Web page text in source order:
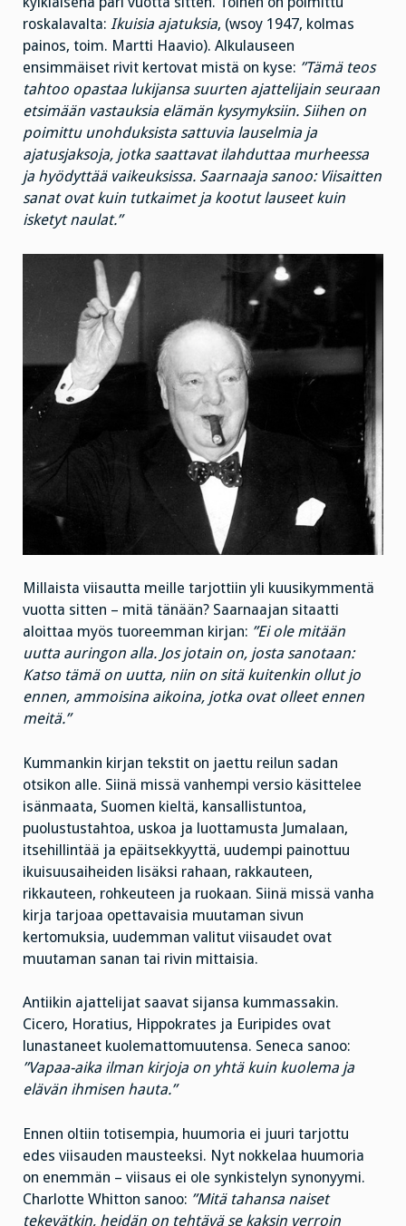
roskalavalta: Ikuisia ajatuksia, (wsoy 1947, kolmas
painos, toim. Martti Haavio). Alkulauseen
ensimmäiset rivit kertovat mistä on kyse: ”Tämä teos
tahtoo opastaa lukijansa suurten ajattelijain seuraan
etsimään vastauksia elämän kysymyksiin. Siihen on
poimittu unohduksista sattuvia lauselmia ja
ajatusjaksoja, jotka saattavat ilahduttaa murheessa
ja hyödyttää vaikeuksissa. Saarnaaja sanoo: Viisaitten
sanat ovat kuin tutkaimet ja kootut lauseet kuin
isketyt naulat.”
Millaista viisautta meille tarjottiin yli kuusikymmentä
vuotta sitten – mitä tänään? Saarnaajan sitaatti
aloittaa myös tuoreemman kirjan: ”Ei ole mitään
uutta auringon alla. Jos jotain on, josta sanotaan:
Katso tämä on uutta, niin on sitä kuitenkin ollut jo
ennen, ammoisina aikoina, jotka ovat olleet ennen
meitä.”
Kummankin kirjan tekstit on jaettu reilun sadan
otsikon alle. Siinä missä vanhempi versio käsittelee
isänmaata, Suomen kieltä, kansallistuntoa,
puolustustahtoa, uskoa ja luottamusta Jumalaan,
itsehillintää ja epäitsekkyyttä, uudempi painottuu
ikuisuusaiheiden lisäksi rahaan, rakkauteen,
rikkauteen, rohkeuteen ja ruokaan. Siinä missä vanha
kirja tarjoaa opettavaisia muutaman sivun
kertomuksia, uudemman valitut viisaudet ovat
muutaman sanan tai rivin mittaisia.
Antiikin ajattelijat saavat sijansa kummassakin.
Cicero, Horatius, Hippokrates ja Euripides ovat
lunastaneet kuolemattomuutensa. Seneca sanoo:
”Vapaa-aika ilman kirjoja on yhtä kuin kuolema ja
elävän ihmisen hauta.”
Ennen oltiin totisempia, huumoria ei juuri tarjottu
edes viisauden mausteeksi. Nyt nokkelaa huumoria
on enemmän – viisaus ei ole synkistelyn synonyymi.
Charlotte Whitton sanoo: ”Mitä tahansa naiset
tekevätkin, heidän on tehtävä se kaksin verroin